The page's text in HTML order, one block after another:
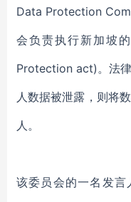
Data Protection
会负责执行新加坡
Protection act)。法
人数据被泄露，则将
人。
该委员会的一名发言